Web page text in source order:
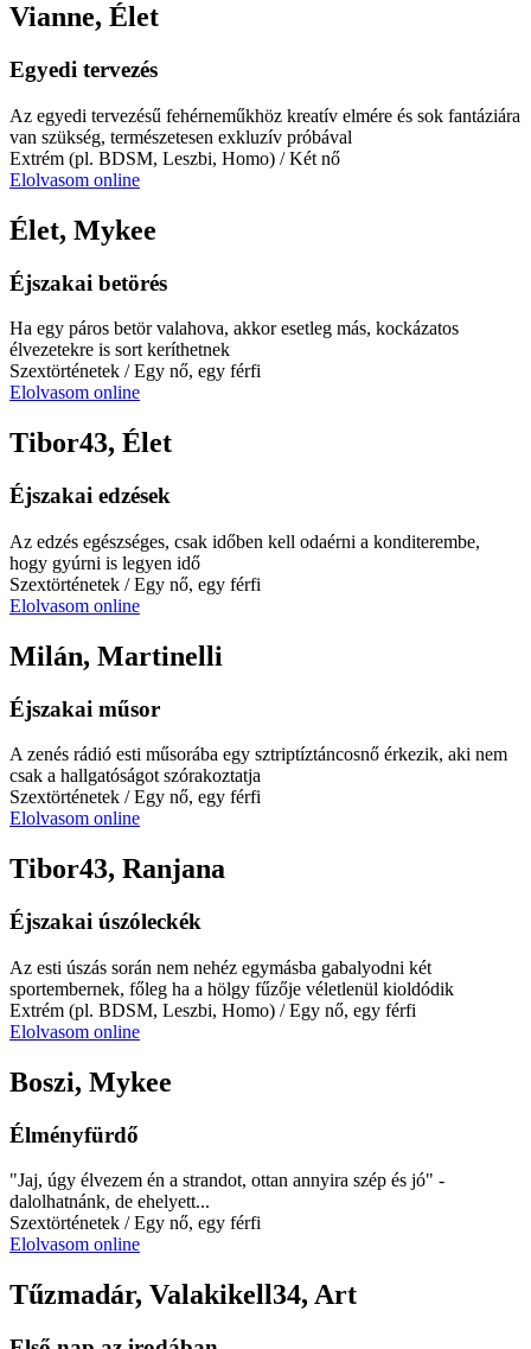
Vianne, Élet
Egyedi tervezés
Az egyedi tervezésű fehérneműkhöz kreatív elmére és sok fantáziára
van szükség, természetesen exkluzív próbával
Extrém (pl. BDSM, Leszbi, Homo) / Két nő
Elolvasom online
Élet, Mykee
Éjszakai betörés
Ha egy páros betör valahova, akkor esetleg más, kockázatos
élvezetekre is sort keríthetnek
Szextörténetek / Egy nő, egy férfi
Elolvasom online
Tibor43, Élet
Éjszakai edzések
Az edzés egészséges, csak időben kell odaérni a konditerembe,
hogy gyúrni is legyen idő
Szextörténetek / Egy nő, egy férfi
Elolvasom online
Milán, Martinelli
Éjszakai műsor
A zenés rádió esti műsorába egy sztriptíztáncosnő érkezik, aki nem
csak a hallgatóságot szórakoztatja
Szextörténetek / Egy nő, egy férfi
Elolvasom online
Tibor43, Ranjana
Éjszakai úszóleckék
Az esti úszás során nem nehéz egymásba gabalyodni két
sportembernek, főleg ha a hölgy fűzője véletlenül kioldódik
Extrém (pl. BDSM, Leszbi, Homo) / Egy nő, egy férfi
Elolvasom online
Boszi, Mykee
Élményfürdő
"Jaj, úgy élvezem én a strandot, ottan annyira szép és jó" -
dalolhatnánk, de ehelyett...
Szextörténetek / Egy nő, egy férfi
Elolvasom online
Tűzmadár, Valakikell34, Art